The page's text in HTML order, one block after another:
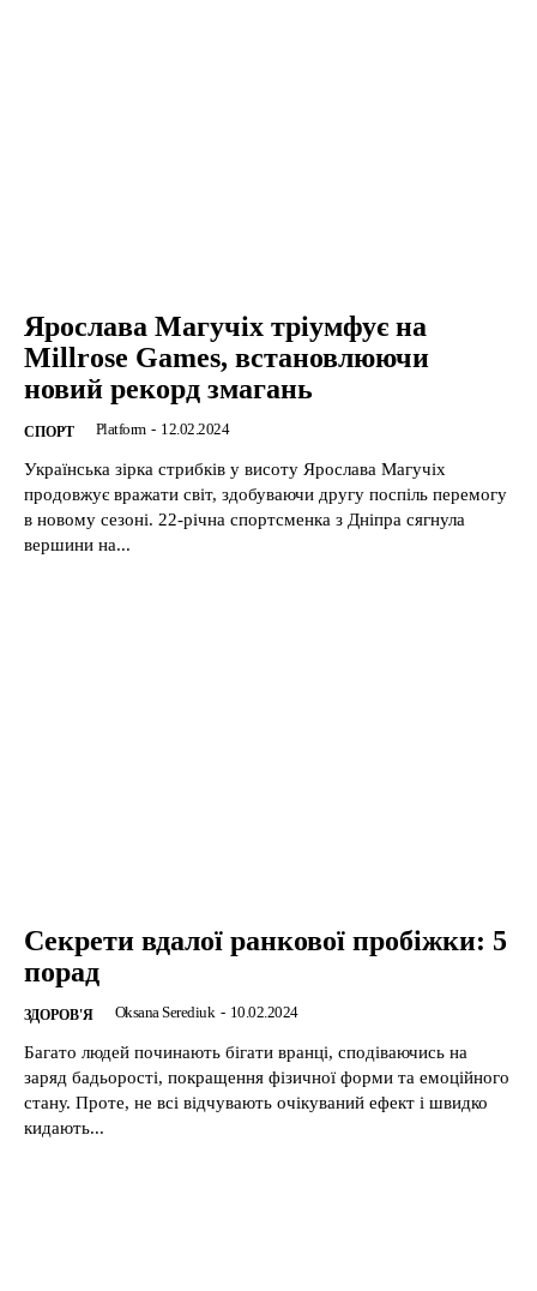
Ярослава Магучіх тріумфує на
Millrose Games, встановлюючи
новий рекорд змагань
CПОРТ Platform - 12.02.2024
Українська зірка стрибків у висоту Ярослава Магучіх
продовжує вражати світ, здобуваючи другу поспіль перемогу
в новому сезоні. 22-річна спортсменка з Дніпра сягнула
вершини на...
Секрети вдалої ранкової пробіжки: 5
порад
ЗДОРОВ'Я Oksana Serediuk - 10.02.2024
Багато людей починають бігати вранці, сподіваючись на
заряд бадьорості, покращення фізичної форми та емоційного
стану. Проте, не всі відчувають очікуваний ефект і швидко
кидають...